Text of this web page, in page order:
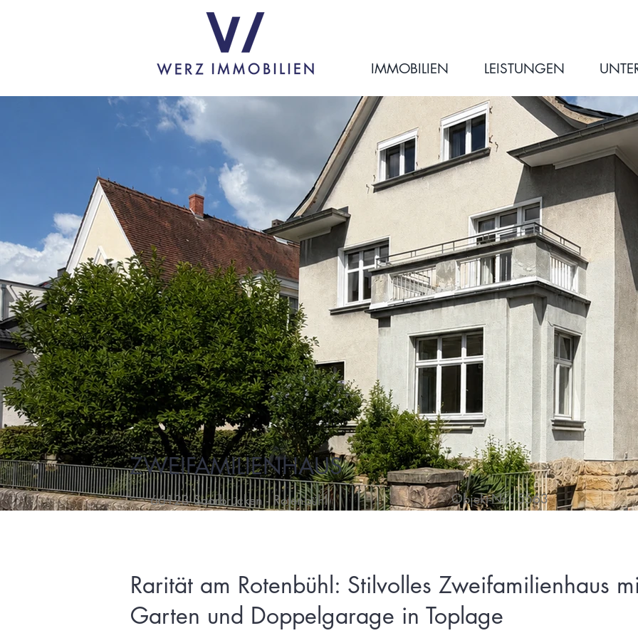
IMMOBILIEN LEISTUNGEN
ZWEIFAMILIENHAUS
66123 Saarbrücken - Rotenbühl Objekt-Nr.: 5563
Rarität am Rotenbühl: Stilvolles Zweifamilienhaus
Garten und Doppelgarage in Toplage